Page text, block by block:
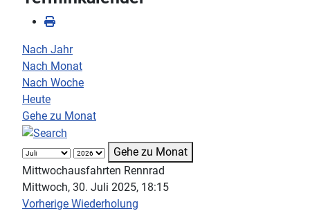
Nach Jahr
Nach Monat
Nach Woche
Heute
Gehe zu Monat
Gehe zu Monat
Mittwochausfahrten Rennrad
Mittwoch, 30. Juli 2025, 18:15
Vorherige Wiederholung